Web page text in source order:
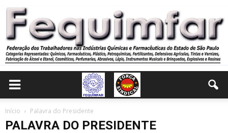
Início Palavra do Presidente
PALAVRA DO PRESIDENTE